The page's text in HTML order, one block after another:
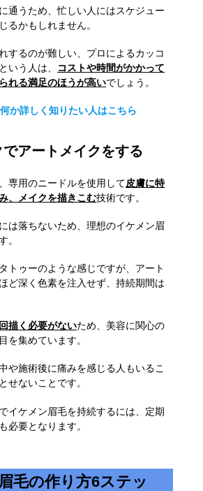
通うため、忙しい人にはスケジュー
るかもしれません。
するのが難しい、プロによるカッコ
いう人は、
コストや時間がかかって
れる満足のほうが高いでしょう。
か詳しく知りたい人はこちら
アートメイクをする
専用のニードルを使用して皮膚に特
、メイクを描きこむ技術です。
は落ちないため、理想のイケメン眉
。
トゥーのような感じですが、アート
ど深く色素を注入せず、持続期間は
描く必要がないため、美容に関心の
を集めています。
や施術後に痛みを感じる人もいるこ
せないことです。
イケメン眉毛を持続するには、定期
必要となります。
毛の作り方6ステッ